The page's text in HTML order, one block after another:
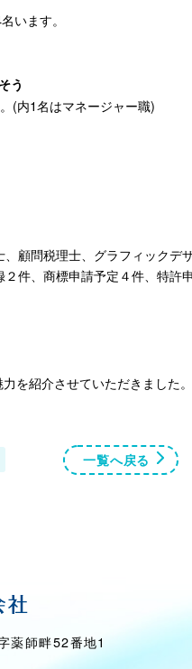
います。
う
(内1名はマネージャー職)
顧問税理士、グラフィックデ
件、商標申請予定４件、特許
を紹介させていただきました。
一覧へ戻る
薬師畔52番地1